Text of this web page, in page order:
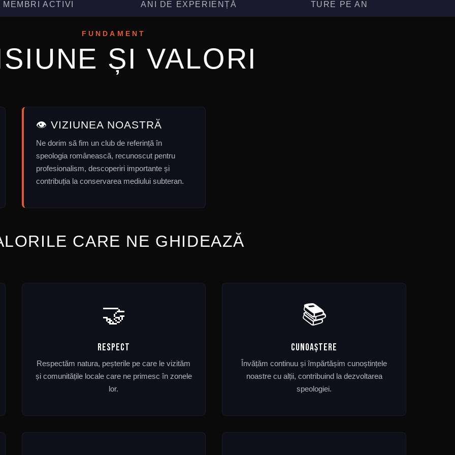
MEMBRI ACTIVI ANI DE EXPERIENȚĂ TURE PE AN
FUNDAMENT
ȘI VALORI
👁️ VIZIUNEA NOASTRĂ
Ne dorim să fim un club de referință în
speologia românească, recunoscut pentru
profesionalism, descoperiri importante și
contribuția la conservarea mediului subteran.
CARE NE GHIDEAZĂ
🤝
RESPECT
Respectăm natura, peșterile pe care le vizităm
și comunitățile locale care ne primesc în zonele
lor.
📚
CUNOAȘTERE
Învățăm continuu și împărtășim cunoștințele
noastre cu alții, contribuind la dezvoltarea
speologiei.